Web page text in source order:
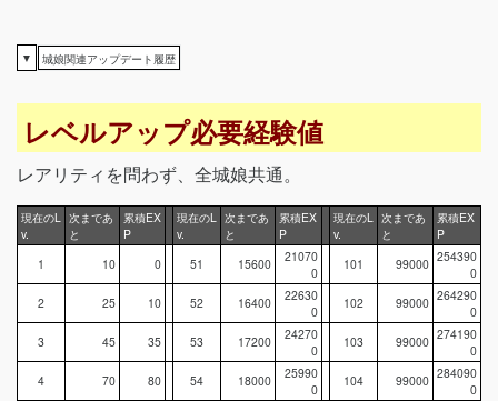
▼ 城娘関連アップデート履歴
レベルアップ必要経験値
レアリティを問わず、全城娘共通。
現在のL
v.
次まであ
と
累積EX
P
現在のL
v.
次まであ
と
累積EX
P
現在のL
v.
次まであ
と
累積EX
P
1
10 0 51 15600
21070
0
101 99000 254390
0
2
25 10 52 16400
22630
0
102 99000 264290
0
3
45 35 53 17200
24270
0
103 99000 274190
0
4
70 80 54 18000
25990
0
104 99000 284090
0